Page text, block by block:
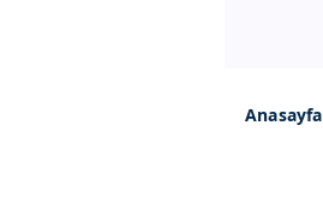
Anasayfa